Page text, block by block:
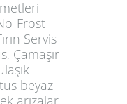
Frost
Servis
Çamaşır
beyaz
arızalar